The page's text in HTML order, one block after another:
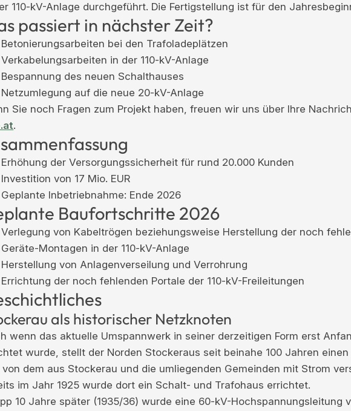
110-kV-Anlage durchgeführt. Die Fertigstellung ist für den
passiert in nächster Zeit?
Betonierungsarbeiten bei den Trafoladeplätzen
Verkabelungsarbeiten in der 110-kV-Anlage
Bespannung des neuen Schalthauses
Netzumlegung auf die neue 20-kV-Anlage
Sie noch Fragen zum Projekt haben, freuen wir uns über Ihre
.
Erhöhung der Versorgungssicherheit für rund 20.000 Kunden
Investition von 17 Mio. EUR
Geplante Inbetriebnahme: Ende 2026
Baufortschritte 2026
Verlegung von Kabeltrögen beziehungsweise Herstellung der noch
Geräte-Montagen in der 110-kV-Anlage
Herstellung von Anlagenverseilung und Verrohrung
Errichtung der noch fehlenden Portale der 110-kV-Freileitungen
als historischer Netzknoten
wenn das aktuelle Umspannwerk in seiner derzeitigen Form erst
wurde, stellt der Norden Stockeraus seit beinahe 100 Jahren
von dem aus Stockerau und die umliegenden Gemeinden mit Strom
im Jahr 1925 wurde dort ein Schalt- und Trafohaus errichtet.
10 Jahre später (1935/36) wurde eine 60-kV-Hochspannungsleitung